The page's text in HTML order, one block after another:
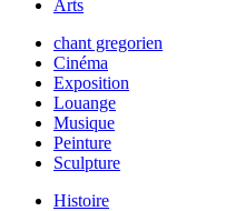
Arts
chant gregorien
Cinéma
Exposition
Louange
Musique
Peinture
Sculpture
Histoire